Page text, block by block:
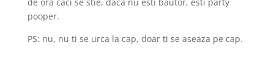
pooper.
PS: nu, nu ti se urca la cap, doar ti se aseaza pe cap.